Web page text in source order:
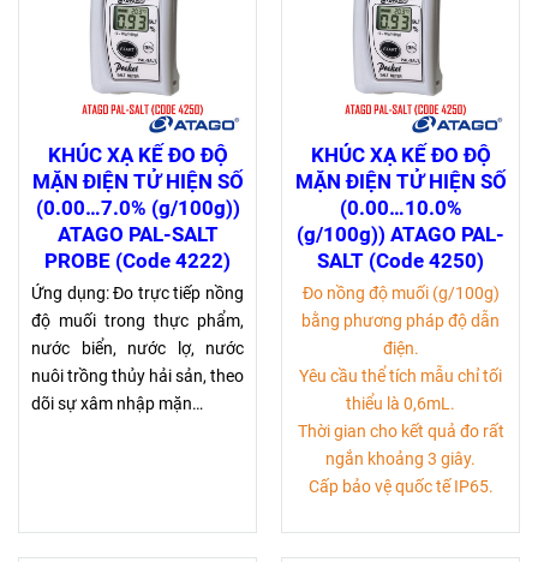
KHÚC XẠ KẾ ĐO ĐỘ
MẶN ĐIỆN TỬ HIỆN SỐ
(0.00…7.0% (g/100g))
ATAGO PAL-SALT
PROBE (Code 4222)
Ứng dụng: Đo trực tiếp nồng
độ muối trong thực phẩm,
nước biển, nước lợ, nước
nuôi trồng thủy hải sản, theo
dõi sự xâm nhập mặn…
KHÚC XẠ KẾ ĐO ĐỘ
MẶN ĐIỆN TỬ HIỆN SỐ
(0.00…10.0%
(g/100g)) ATAGO PAL-
SALT (Code 4250)
Đo nồng độ muối (g/100g)
bằng phương pháp độ dẫn
điện.
Yêu cầu thể tích mẫu chỉ tối
thiểu là 0,6mL.
Thời gian cho kết quả đo rất
ngắn khoảng 3 giây.
Cấp bảo vệ quốc tế IP65.